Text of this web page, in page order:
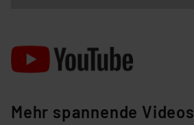
Mehr spannende Videos